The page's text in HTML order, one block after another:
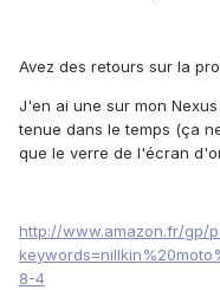
Avez des retours sur la
J'en ai une sur mon
tenue dans le temps (ça
que le verre de l'écran
http://www.amazon.fr/gp/
8-4